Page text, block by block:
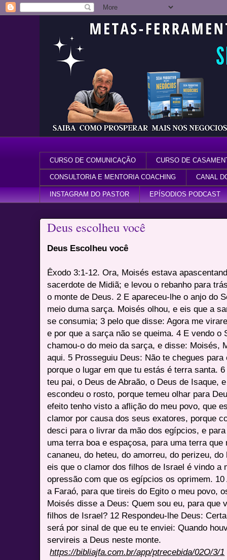
CURSO DE COMUNICAÇÃO CURSO DE
CONSULTORIA E MENTORIA COACHING CANAL
INSTAGRAM DO PASTOR EPÍSODIOS PODCAST
Deus escolheu você
Deus Escolheu você
Êxodo 3:1-12. Ora, Moisés estava
sacerdote de Midiã; e levou o rebanho para
o monte de Deus. 2 E apareceu-lhe o anjo do
meio duma sarça. Moisés olhou, e eis que a
se consumia; 3 pelo que disse: Agora me
e por que a sarça não se queima. 4 E vendo o
chamou-o do meio da sarça, e disse: Moisés,
aqui. 5 Prosseguiu Deus: Não te chegues
porque o lugar em que tu estás é terra santa.
teu pai, o Deus de Abraão, o Deus de Isaque,
escondeu o rosto, porque temeu olhar para
efeito tenho visto a aflição do meu povo, que
clamor por causa dos seus exatores, porque
desci para o livrar da mão dos egípcios, e
uma terra boa e espaçosa, para uma terra
cananeu, do heteu, do amorreu, do perizeu,
eis que o clamor dos filhos de Israel é vindo a
opressão com que os egípcios os oprimem.
a Faraó, para que tireis do Egito o meu povo,
Moisés disse a Deus: Quem sou eu, para que
filhos de Israel? 12 Respondeu-lhe Deus:
será por sinal de que eu te enviei: Quando
servireis a Deus neste monte.
https://bibliajfa.com.br/app/ptrecebida/02O/3/1